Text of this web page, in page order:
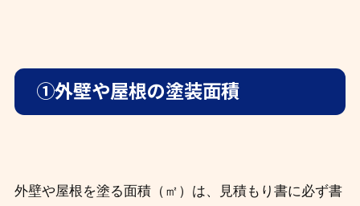
①外壁や屋根の塗装面積
外壁や屋根を塗る面積（㎡）は、見積もり書に必ず書